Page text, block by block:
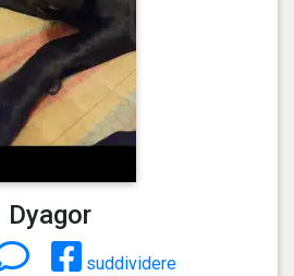
Dyagor
suddividere